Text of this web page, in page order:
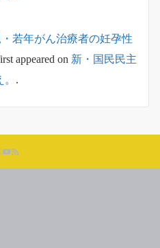
・若年がん治療者の妊孕性
appeared on 新・国民民主
.